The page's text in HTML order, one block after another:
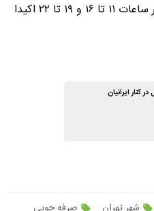
از وسایل برقی پرمصرف به ویژه در ساعات ۱۱ تا ۱۶ و ۱۹ تا ۲۲ اکیدا